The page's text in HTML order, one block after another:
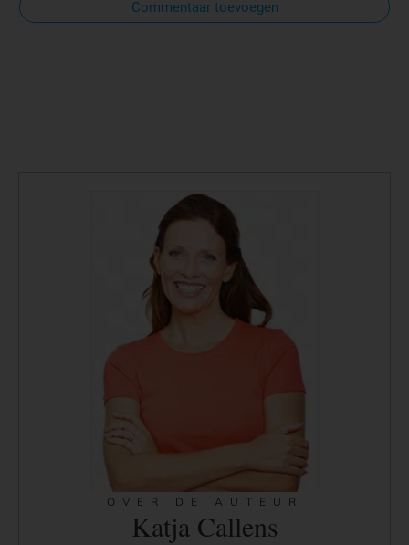
Commentaar toevoegen
OVER DE AUTEUR
Katja Callens